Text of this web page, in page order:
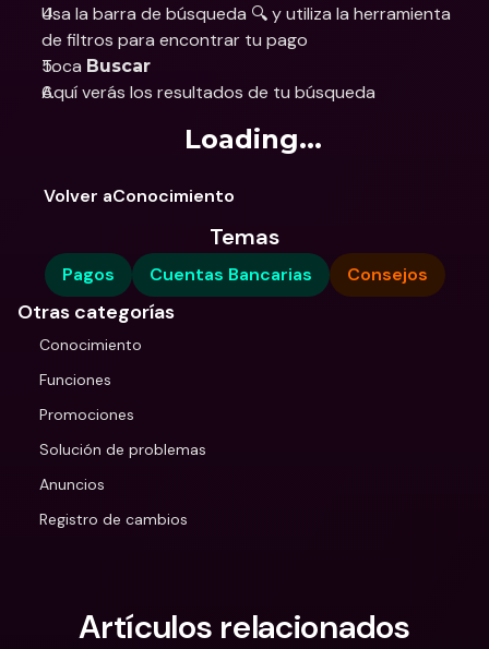
Usa la barra de búsqueda 🔍 y utiliza la herramienta
de filtros para encontrar tu pago
Toca Buscar
Aquí verás los resultados de tu búsqueda
Loading...
Volver aConocimiento
Temas
Pagos Cuentas Bancarias Consejos
Otras categorías
Conocimiento
Funciones
Promociones
Solución de problemas
Anuncios
Registro de cambios
Artículos relacionados